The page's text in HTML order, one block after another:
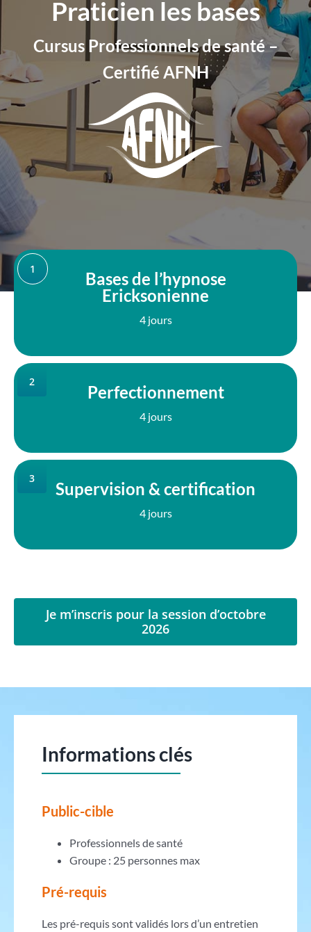
Praticien les bases
Cursus Professionnels de santé –
Certifié AFNH
1
Bases de l’hypnose
Ericksonienne
4 jours
2
Perfectionnement
4 jours
3
Supervision & certification
4 jours
Je m’inscris pour la session d’octobre
2026
Informations clés
Public-cible
Professionnels de santé
Groupe : 25 personnes max
Pré-requis
Les pré-requis sont validés lors d’un entretien